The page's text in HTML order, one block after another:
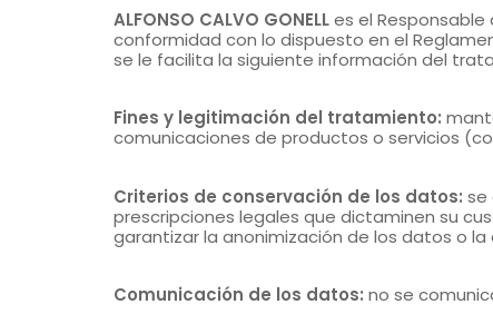
ALFONSO CALVO GONELLes el
conformidad con lo dispuesto en el
se le facilita la siguiente información del
Fines y legitimación del tratamiento:
comunicaciones de productos o servicios
Criterios de conservación de los datos: se
prescripciones legales que dictaminen su
garantizar la anonimización de los datos o
Comunicación de los datos: no se